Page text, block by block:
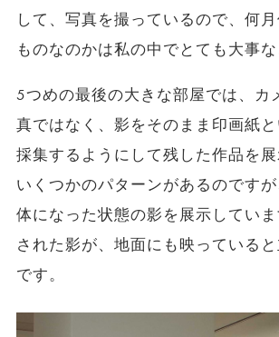
して、写真を撮っているので、何
ものなのかは私の中でとても大事な
5つめの最後の大きな部屋では、カ
真ではなく、影をそのまま印画紙
採集するようにして残した作品を展
いくつかのパターンがあるのです
体になった状態の影を展示してい
された影が、地面にも映っている
です。